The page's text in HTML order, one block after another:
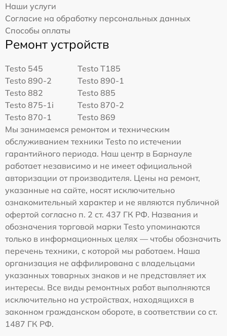
Наши услуги
Согласие на обработку персональных данных
Способы оплаты
Ремонт устройств
Testo 545
Testo T185
Testo 890-2
Testo 890-1
Testo 882
Testo 885
Testo 875-1i
Testo 870-2
Testo 870-1
Testo 869
Мы занимаемся ремонтом и техническим
обслуживанием техники Testo по истечении
гарантийного периода. Наш центр в Барнауле
работает независимо и не имеет официальной
авторизации от производителя. Цены на ремонт,
указанные на сайте, носят исключительно
ознакомительный характер и не являются публичной
офертой согласно п. 2 ст. 437 ГК РФ. Названия и
обозначения торговой марки Testo упоминаются
только в информационных целях — чтобы обозначить
перечень техники, с которой мы работаем. Наша
организация не аффилирована с владельцами
указанных товарных знаков и не представляет их
интересы. Все виды ремонтных работ выполняются
исключительно на устройствах, находящихся в
законном гражданском обороте, в соответствии со ст.
1487 ГК РФ.